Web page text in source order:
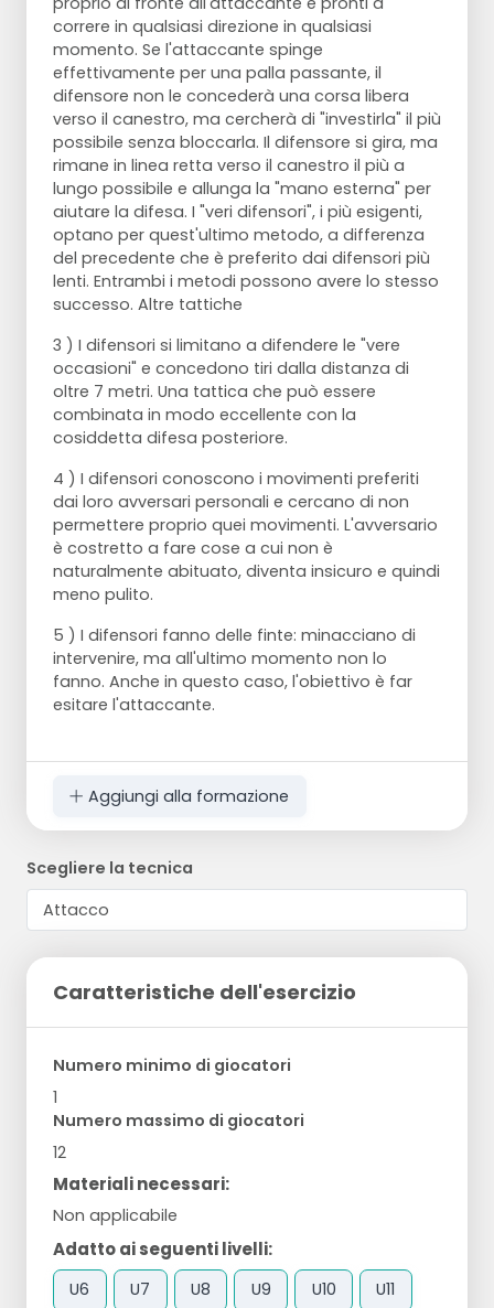
correre in qualsiasi direzione in qualsiasi
momento. Se l'attaccante spinge
effettivamente per una palla passante, il
difensore non le concederà una corsa libera
verso il canestro, ma cercherà di "investirla" il più
possibile senza bloccarla. Il difensore si gira, ma
rimane in linea retta verso il canestro il più a
lungo possibile e allunga la "mano esterna" per
aiutare la difesa. I "veri difensori", i più esigenti,
optano per quest'ultimo metodo, a differenza
del precedente che è preferito dai difensori più
lenti. Entrambi i metodi possono avere lo stesso
successo. Altre tattiche
3 ) I difensori si limitano a difendere le "vere
occasioni" e concedono tiri dalla distanza di
oltre 7 metri. Una tattica che può essere
combinata in modo eccellente con la
cosiddetta difesa posteriore.
4 ) I difensori conoscono i movimenti preferiti
dai loro avversari personali e cercano di non
permettere proprio quei movimenti. L'avversario
è costretto a fare cose a cui non è
naturalmente abituato, diventa insicuro e quindi
meno pulito.
5 ) I difensori fanno delle finte: minacciano di
intervenire, ma all'ultimo momento non lo
fanno. Anche in questo caso, l'obiettivo è far
esitare l'attaccante.
Aggiungi alla formazione
Scegliere la tecnica
Caratteristiche dell'esercizio
Numero minimo di giocatori
1
Numero massimo di giocatori
12
Materiali necessari:
Non applicabile
Adatto ai seguenti livelli:
U6 U7 U8 U9 U10 U11